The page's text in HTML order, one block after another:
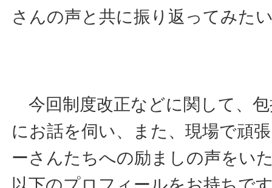
さんの声と共に振り返ってみた
今回制度改正などに関して、
にお話を伺い、また、現場で頑
ーさんたちへの励ましの声をい